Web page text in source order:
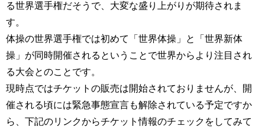
る世界選手権だそうで、大変な盛り上がりが期待されま
す。
体操の世界選手権では初めて「世界体操」と「世界新体
操」が同時開催されるということで世界からより注目され
る大会とのことです。
現時点ではチケットの販売は開始されておりませんが、開
催される頃には緊急事態宣言も解除されている予定ですか
ら、下記のリンクからチケット情報のチェックをしてみて